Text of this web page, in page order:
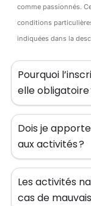
comme passionnés.
conditions
indiquées dans la
Pourquoi
elle obligatoire
Dois je
aux activités ?
Les activités
cas de